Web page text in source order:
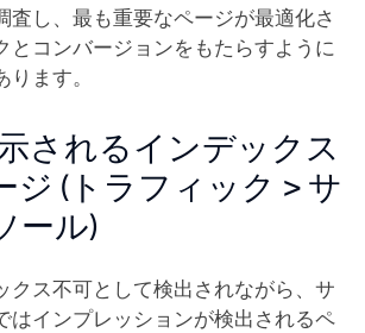
査し、最も重要なページが最適化さ
とコンバージョンをもたらすように
ります。
されるインデックス
ジ (トラフィック > サ
ール)
クス不可として検出されながら、サ
はインプレッションが検出されるペ